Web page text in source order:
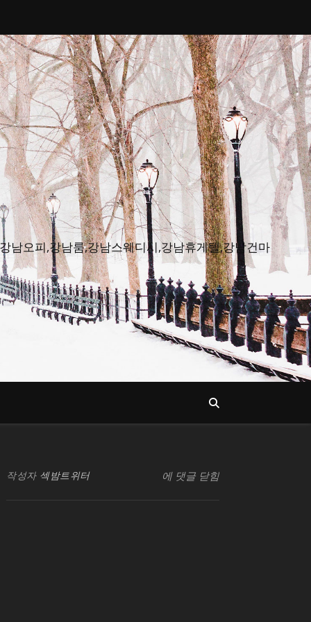
남오피,강남룸,강남스웨디시,강남휴게텔,강남건마
작성자 섹밤트위터 SB유흥지원센터
에 댓글 닫힘